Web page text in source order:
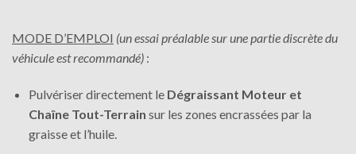
MODE D’EMPLOI (un essai préalable sur une partie discrète du
véhicule est recommandé) :
Pulvériser directement le Dégraissant Moteur et
Chaîne Tout-Terrain sur les zones encrassées par la
graisse et l’huile.